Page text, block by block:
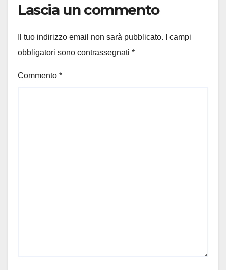
Lascia un commento
Il tuo indirizzo email non sarà pubblicato.
I campi
obbligatori sono contrassegnati *
Commento *